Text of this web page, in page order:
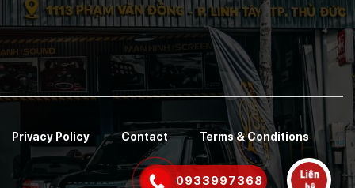
Privacy Policy Contact Terms & Conditions
0933997368